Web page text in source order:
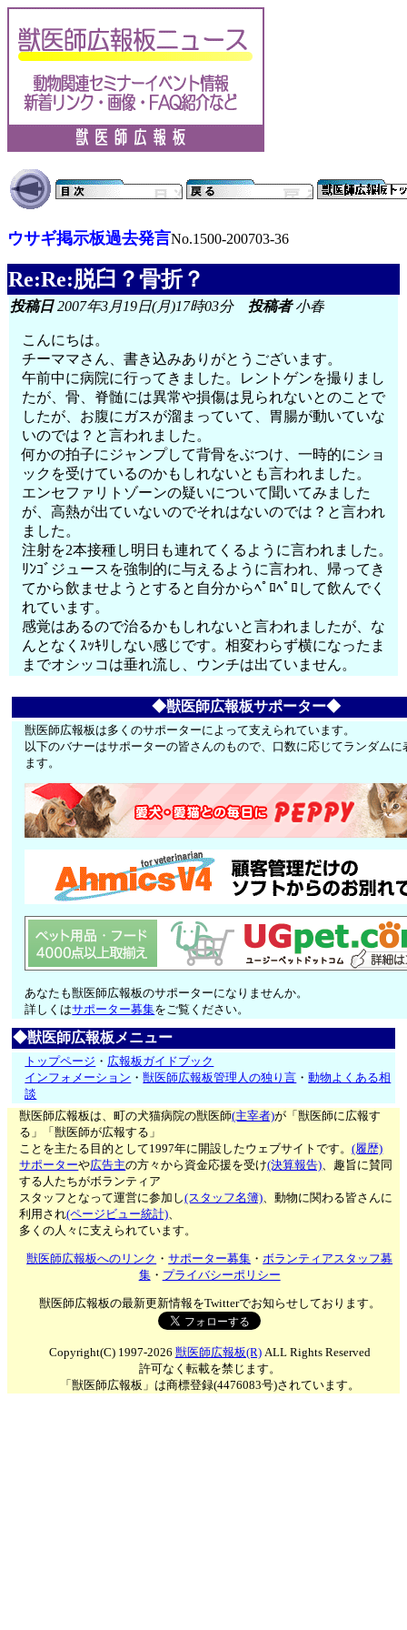
ウサギ掲示板過去発言No.1500-200703-36
Re:Re:脱臼？骨折？
投稿日2007年3月19日(月)17時03分 投稿者小春
こんにちは。
チーママさん、書き込みありがとうございます。
午前中に病院に行ってきました。レントゲンを撮りまし
たが、骨、脊髄には異常や損傷は見られないとのことで
したが、お腹にガスが溜まっていて、胃腸が動いていな
いのでは？と言われました。
何かの拍子にジャンプして背骨をぶつけ、一時的にショ
ックを受けているのかもしれないとも言われました。
エンセファリトゾーンの疑いについて聞いてみました
が、高熱が出ていないのでそれはないのでは？と言われ
ました。
注射を2本接種し明日も連れてくるように言われました。
ﾘﾝｺﾞジュースを強制的に与えるように言われ、帰ってき
てから飲ませようとすると自分からﾍﾟﾛﾍﾟﾛして飲んでく
れています。
感覚はあるので治るかもしれないと言われましたが、な
んとなくｽｯｷﾘしない感じです。相変わらず横になったま
までオシッコは垂れ流し、ウンチは出ていません。
◆獣医師広報板サポーター◆
獣医師広報板は多くのサポーターによって支えられています。
以下のバナーはサポーターの皆さんのもので、口数に応じてランダムに
ます。
あなたも獣医師広報板のサポーターになりませんか。
詳しくはサポーター募集をご覧ください。
◆獣医師広報板メニュー
トップページ ・ 広報板ガイドブック
インフォメーション ・獣医師広報板管理人の独り言 ・動物よくある相
談
獣医師広報板は、町の犬猫病院の獣医師(主宰者)が「獣医師に広報す
る」「獣医師が広報する」
ことを主たる目的として1997年に開設したウェブサイトです。(履歴)
サポーターや広告主の方々から資金応援を受け(決算報告)、趣旨に賛同
する人たちがボランティア
スタッフとなって運営に参加し(スタッフ名簿)、動物に関わる皆さんに
利用され(ページビュー統計)、
多くの人々に支えられています。
獣医師広報板へのリンク ・サポーター募集 ・ボランティアスタッフ募
集・ プライバシーポリシー
獣医師広報板の最新更新情報をTwitterでお知らせしております。
Copyright(C) 1997-2026 獣医師広報板(R)ALL Rights Reserved
許可なく転載を禁じます。
「獣医師広報板」は商標登録(4476083号)されています。